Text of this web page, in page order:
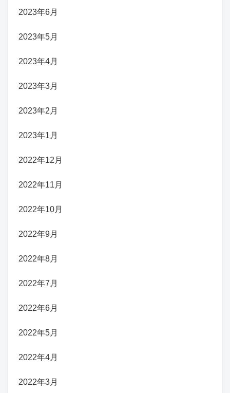
2023年6月
2023年5月
2023年4月
2023年3月
2023年2月
2023年1月
2022年12月
2022年11月
2022年10月
2022年9月
2022年8月
2022年7月
2022年6月
2022年5月
2022年4月
2022年3月